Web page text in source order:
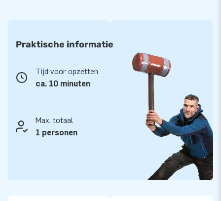
Praktische informatie
Tijd voor opzetten
ca. 10 minuten
Max. totaal
1 personen